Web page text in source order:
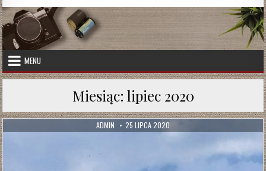
MENU
Miesiąc: lipiec 2020
AUTHOR:
ADMIN PUBLISHED
DATE:
25 LIPCA 2020